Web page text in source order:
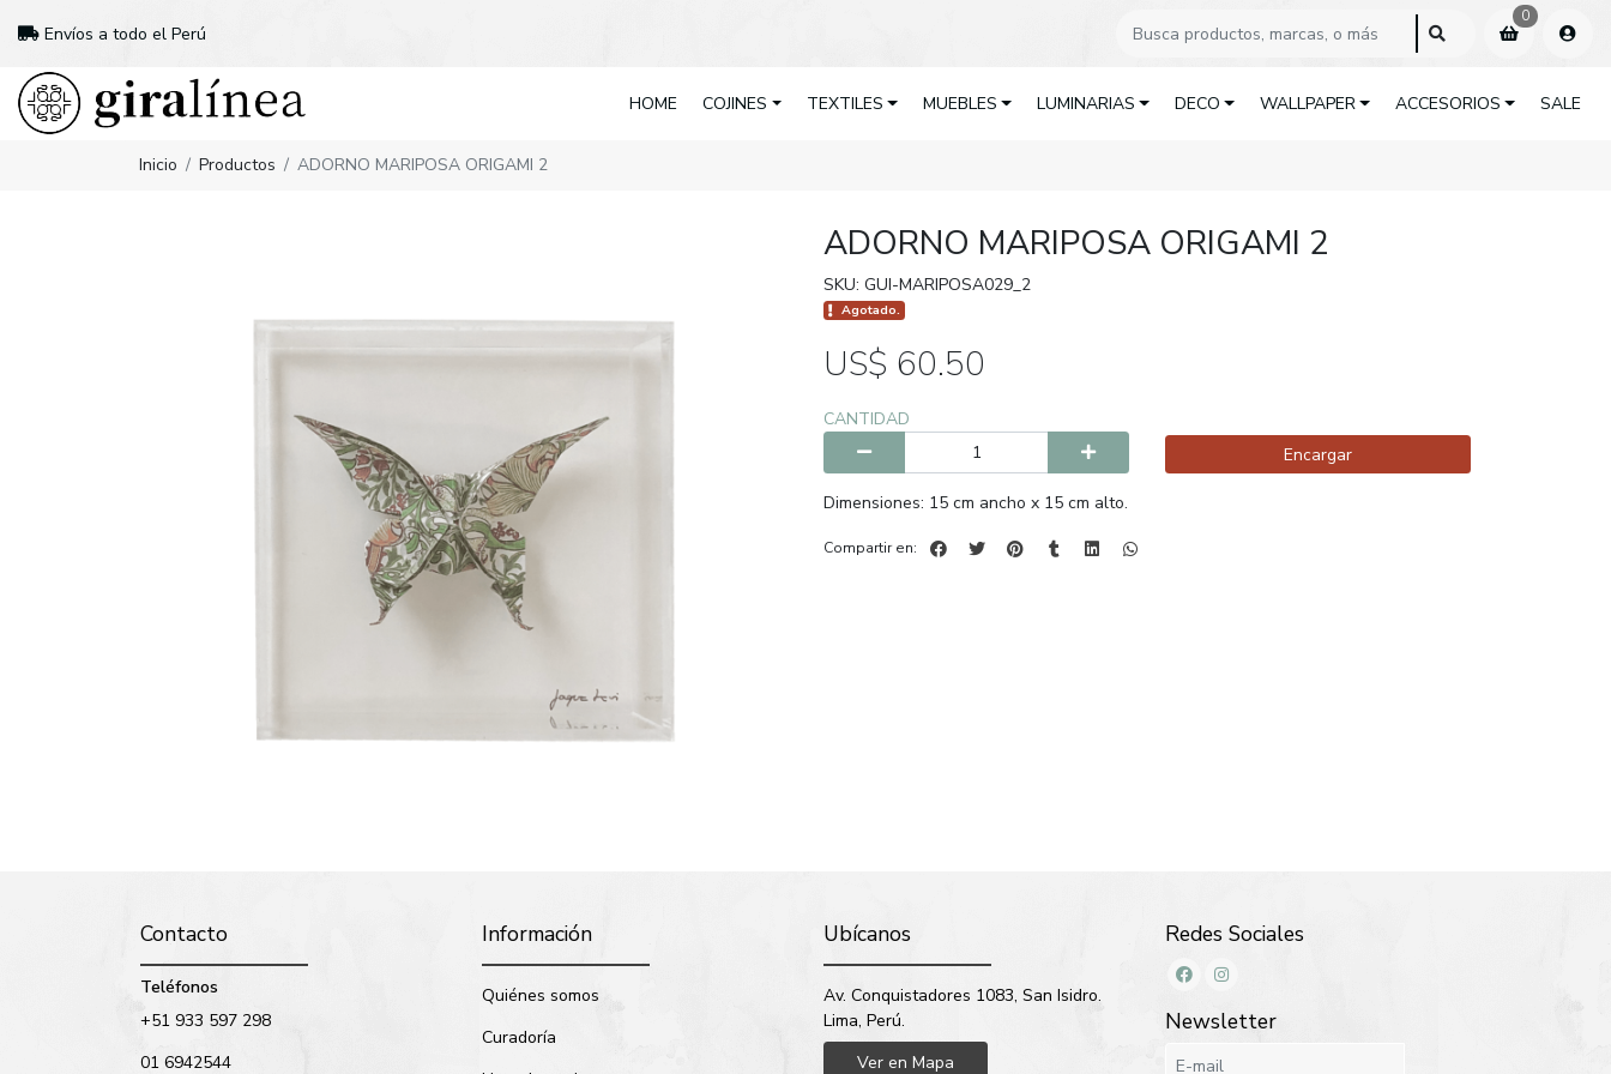
Envíos a todo el Perú
0
HOME COJINES TEXTILES MUEBLES LUMINARIAS DECO WALLPAPER ACCESORIOS SALE
Inicio Productos ADORNO MARIPOSA ORIGAMI 2
ADORNO MARIPOSA ORIGAMI 2
SKU: GUI-MARIPOSA029_2
Agotado.
US$ 60.50
CANTIDAD
Encargar
Dimensiones: 15 cm ancho x 15 cm alto.
Compartir en:
Contacto
Teléfonos
+51 933 597 298
01 6942544
Información
Quiénes somos
Curadoría
Ubícanos
Av. Conquistadores 1083, San Isidro.
Lima, Perú.
Ver en Mapa
Redes Sociales
Newsletter